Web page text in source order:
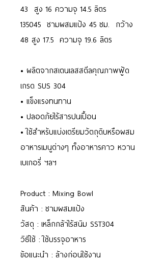
43 สูง 16 ความจุ 14.5 ลิตร
135045 ชามผสมแป้ง 45 ซม. กว้าง
48 สูง 17.5 ความจุ 19.6 ลิตร
• ผลิตจากสเตนเลสสตีลคุณภาพฟู้ด
เกรด SUS 304
• แข็งแรงทนทาน
• ปลอดภัยไร้สารปนเปื้อน
• ใช้สำหรับแบ่งเตรียมวัตถุดิบหรือผสม
อาหารเมนูต่างๆ ทั้งอาหารคาว หวาน
เบเกอรี่ ฯลฯ
Product : Mixing Bowl
สินค้า : ชามผสมแป้ง
วัสดุ : เหล็กกล้าไร้สนิม SST304
วิธีใช้ : ใช้บรรจุอาหาร
ข้อแนะนำ : ล้างก่อนใช้งาน